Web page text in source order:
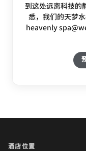
到这处远离科技的
悉，我们的天梦
heavenly
酒店位置